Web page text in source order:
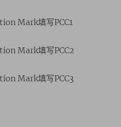
Mark填写PCC1
Mark填写PCC2
Mark填写PCC3